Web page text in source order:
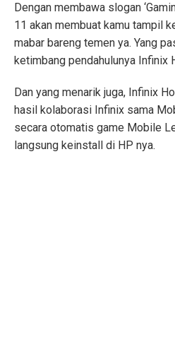
Dengan membawa slogan
11 akan membuat kamu tampil
mabar bareng temen ya. Yang
ketimbang pendahulunya Infinix
Dan yang menarik juga, Infinix
hasil kolaborasi Infinix sama
secara otomatis game Mobile
langsung keinstall di HP nya.